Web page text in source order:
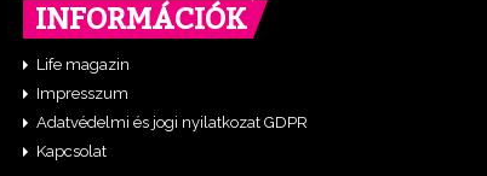
INFORMÁCIÓK
Life magazin
Impresszum
Adatvédelmi és jogi nyilatkozat GDPR
Kapcsolat